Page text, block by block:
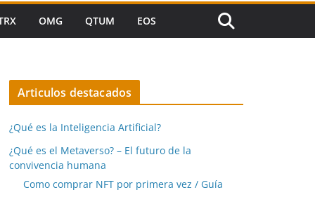
OMG QTUM EOS
Articulos destacados
¿Qué es la Inteligencia Artificial?
¿Qué es el Metaverso? – El futuro de la
convivencia humana
Como comprar NFT por primera vez / Guía